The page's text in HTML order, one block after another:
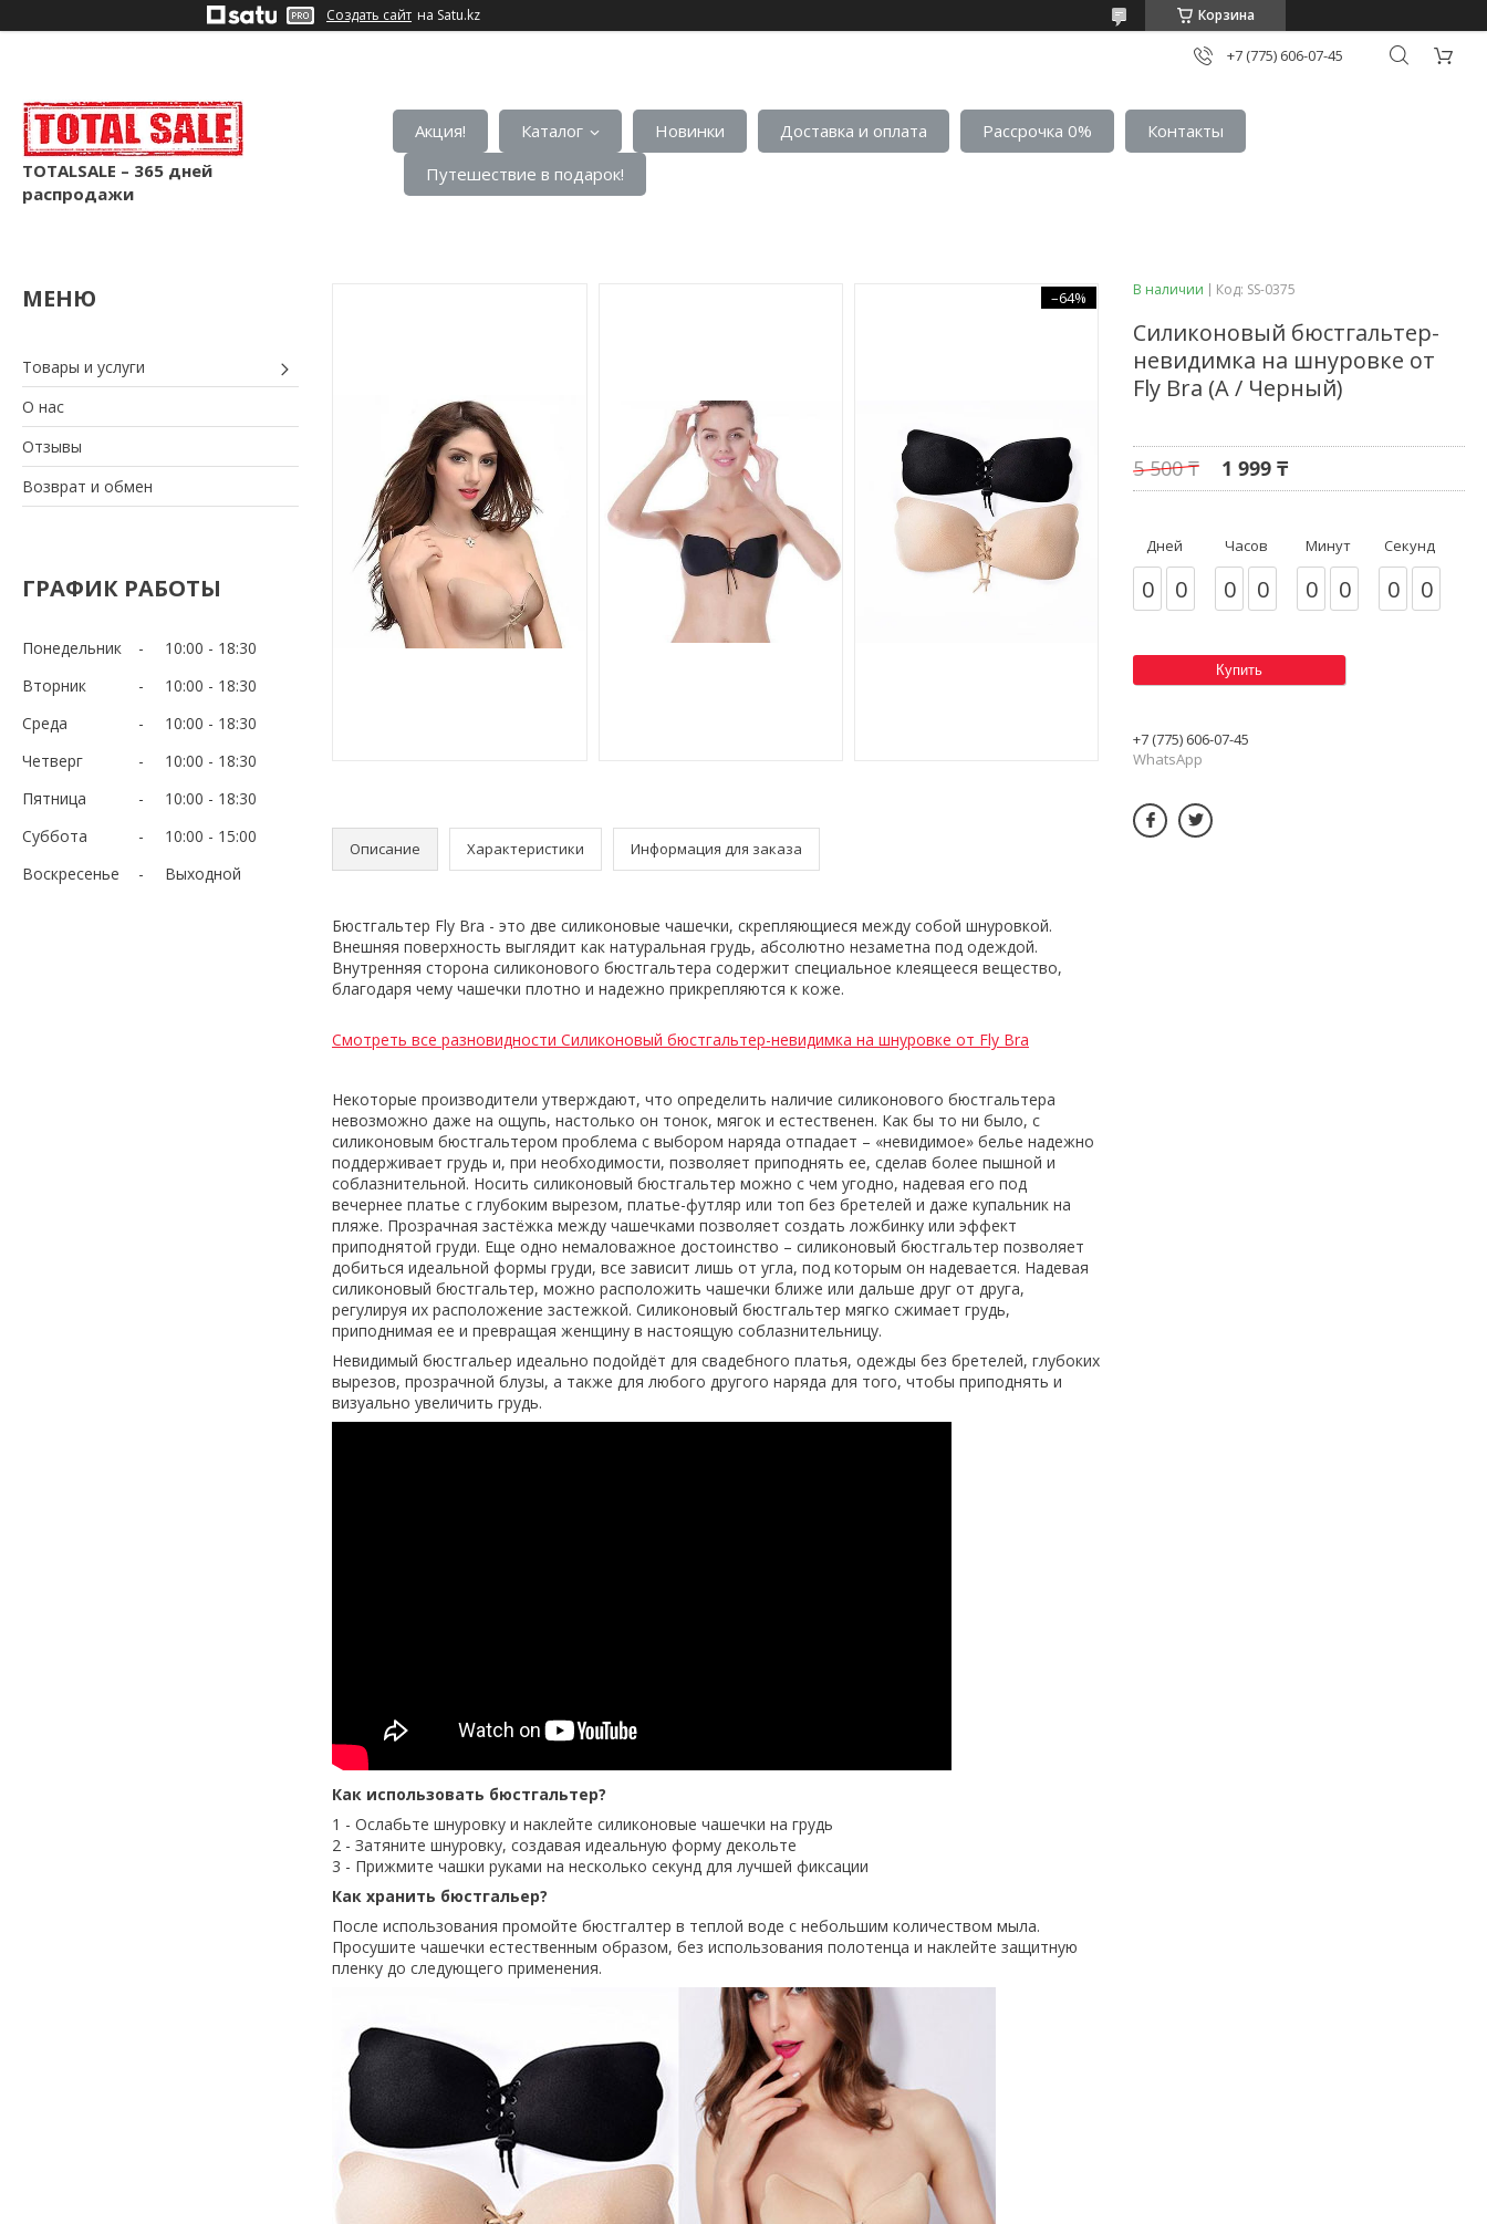
Создать сайт на Satu.kz Корзина
+7 (775) 606-07-45
TOTALSALE – 365 дней
распродажи
Акция! Каталог Новинки Доставка и оплата Рассрочка 0%
Контакты
Путешествие в подарок!
Товары и услуги
О нас
Отзывы
Возврат и обмен
ГРАФИК РАБОТЫ
Понедельник 10:00
18:30
Вторник
10:00
18:30
Среда
10:00
18:30
Четверг
10:00
18:30
Пятница
10:00
18:30
Суббота
10:00
15:00
Воскресенье
Выходной
–64%
Описание Характеристики Информация для заказа
Бюстгальтер Fly Bra - это две силиконовые чашечки, скрепляющиеся между собой шнуровкой.
Внешняя поверхность выглядит как натуральная грудь, абсолютно незаметна под одеждой.
Внутренняя сторона силиконового бюстгальтера содержит специальное клеящееся вещество,
благодаря чему чашечки плотно и надежно прикрепляются к коже.
Смотреть все разновидности Силиконовый бюстгальтер-невидимка на шнуровке от Fly Bra
Некоторые производители утверждают, что определить наличие силиконового бюстгальтера
невозможно даже на ощупь, настолько он тонок, мягок и естественен. Как бы то ни было, с
силиконовым бюстгальтером проблема с выбором наряда отпадает – «невидимое» белье надежно
поддерживает грудь и, при необходимости, позволяет приподнять ее, сделав более пышной и
соблазнительной. Носить силиконовый бюстгальтер можно с чем угодно, надевая его под
вечернее платье с глубоким вырезом, платье-футляр или топ без бретелей и даже купальник на
пляже. Прозрачная застёжка между чашечками позволяет создать ложбинку или эффект
приподнятой груди. Еще одно немаловажное достоинство – силиконовый бюстгальтер позволяет
добиться идеальной формы груди, все зависит лишь от угла, под которым он надевается. Надевая
силиконовый бюстгальтер, можно расположить чашечки ближе или дальше друг от друга,
регулируя их расположение застежкой. Силиконовый бюстгальтер мягко сжимает грудь,
приподнимая ее и превращая женщину в настоящую соблазнительницу.
Невидимый бюстгальер идеально подойдёт для свадебного платья, одежды без бретелей, глубоких
вырезов, прозрачной блузы, а также для любого другого наряда для того, чтобы приподнять и
визуально увеличить грудь.
Как использовать бюстгальтер?
1 - Ослабьте шнуровку и наклейте силиконовые чашечки на грудь
2 - Затяните шнуровку, создавая идеальную форму декольте
3 - Прижмите чашки руками на несколько секунд для лучшей фиксации
Как хранить бюстгальер?
После использования промойте бюстгалтер в теплой воде с небольшим количеством мыла.
Просушите чашечки естественным образом, без использования полотенца и наклейте защитную
пленку до следующего применения.
В наличии Код: SS-0375
Силиконовый бюстгальтер-
невидимка на шнуровке от
Fly Bra (A / Черный)
5 500 ₸ 1 999 ₸
Дней
0 0
Часов
0 0
Минут
0 0
Секунд
0 0
Купить
+7 (775) 606-07-45
WhatsApp